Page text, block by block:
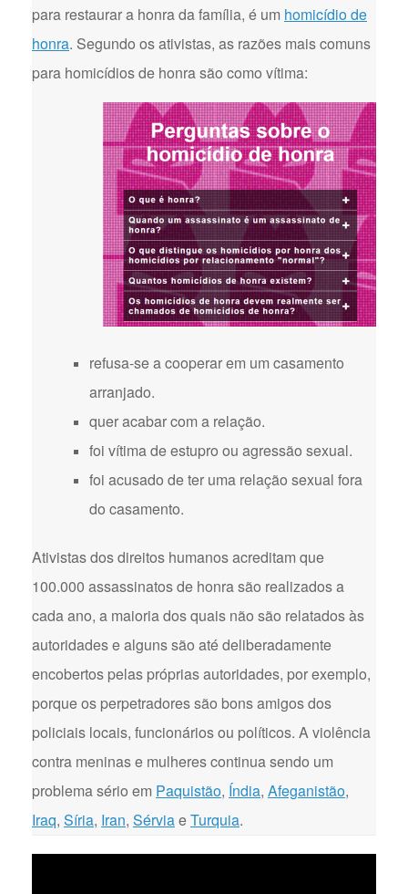
para restaurar a honra da família, é um homicídio de
honra. Segundo os ativistas, as razões mais comuns
para homicídios de honra são como vítima:
refusa-se a cooperar em um casamento
arranjado.
quer acabar com a relação.
foi vítima de estupro ou agressão sexual.
foi acusado de ter uma relação sexual fora
do casamento.
Ativistas dos direitos humanos acreditam que
100.000 assassinatos de honra são realizados a
cada ano, a maioria dos quais não são relatados às
autoridades e alguns são até deliberadamente
encobertos pelas próprias autoridades, por exemplo,
porque os perpetradores são bons amigos dos
policiais locais, funcionários ou políticos. A violência
contra meninas e mulheres continua sendo um
problema sério em Paquistão, Índia, Afeganistão,
Iraq, Síria, Iran, SérviaeTurquia.